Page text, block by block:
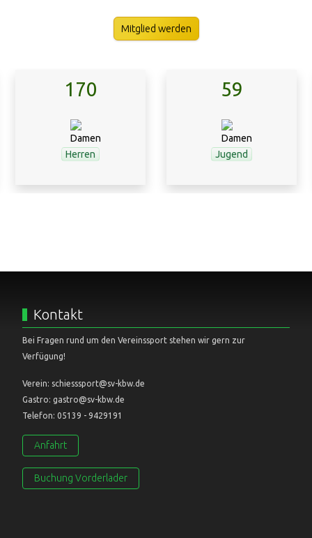
Mitglied werden
170
Herren
59
Jugend
Kontakt
Bei Fragen rund um den Vereinssport stehen wir gern zur
Verfügung!
Verein: schiesssport@sv-kbw.de
Gastro: gastro@sv-kbw.de
Telefon: 05139 - 9429191
Anfahrt
Buchung Vorderlader